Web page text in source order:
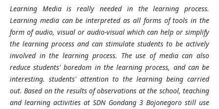
Learning Media is really needed in the learning process.
Learning media can be interpreted as all forms of tools in the
form of audio, visual or audio-visual which can help or simplify
the learning process and can stimulate students to be actively
involved in the learning process. The use of media can also
reduce students' boredom in the learning process, and can be
interesting. students' attention to the learning being carried
out. Based on the results of observations at the school, teaching
and learning activities at SDN Gondang 3 Bojonegoro still use